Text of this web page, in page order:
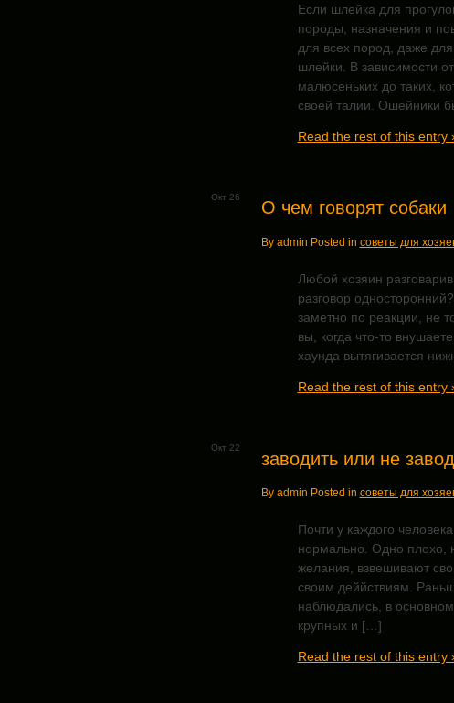
Если шлейка для
породы, назначения и
для всех пород, даже
шлейки. В зависимости
малюсеньких до таких,
своей талии. Ошейники
Read the rest of this entry
Окт 26
О чем говорят собаки
By admin Posted in советы для
Любой хозяин
разговор
заметно по реакции, не
вы, когда что-то
хаунда вытягивается
Read the rest of this entry
Окт 22
заводить или не
By admin Posted in советы для
Почти у каждого
нормально. Одно плохо,
желания, взвешивают
своим деййствиям.
наблюдались, в
крупных и […]
Read the rest of this entry